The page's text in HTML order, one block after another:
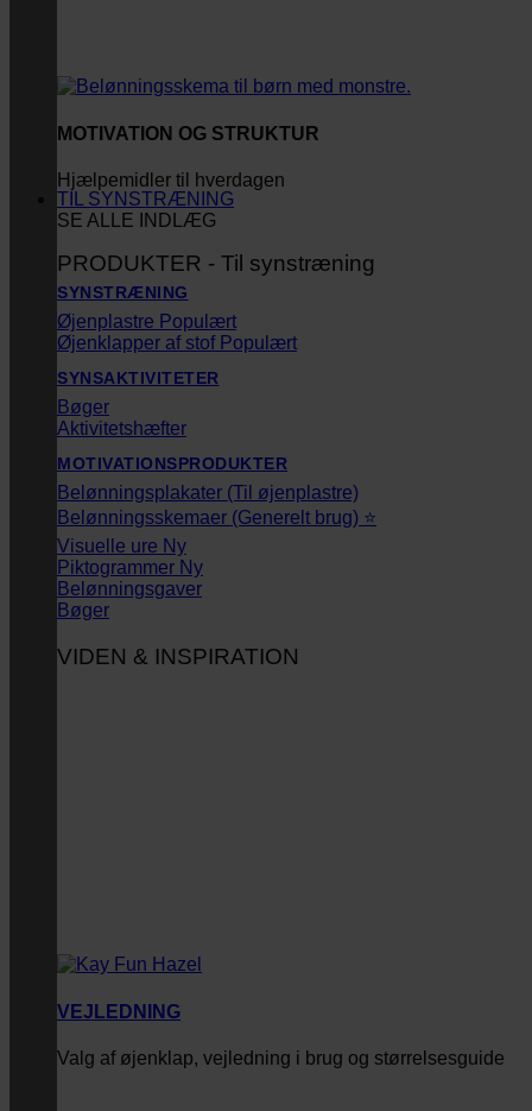
MOTIVATION OG STRUKTUR
Hjælpemidler til hverdagen
SE ALLE INDLÆG
TIL SYNSTRÆNING
PRODUKTER - Til synstræning
SYNSTRÆNING
Øjenplastre
Øjenklapper af stof
SYNSAKTIVITETER
Bøger
Aktivitetshæfter
MOTIVATIONSPRODUKTER
Belønningsplakater (Til øjenplastre)
Belønningsskemaer (Generelt brug) ⭐
Visuelle ure
Piktogrammer
Belønningsgaver
Bøger
VIDEN & INSPIRATION
VEJLEDNING
Valg af øjenklap, vejledning i brug og størrelsesguide